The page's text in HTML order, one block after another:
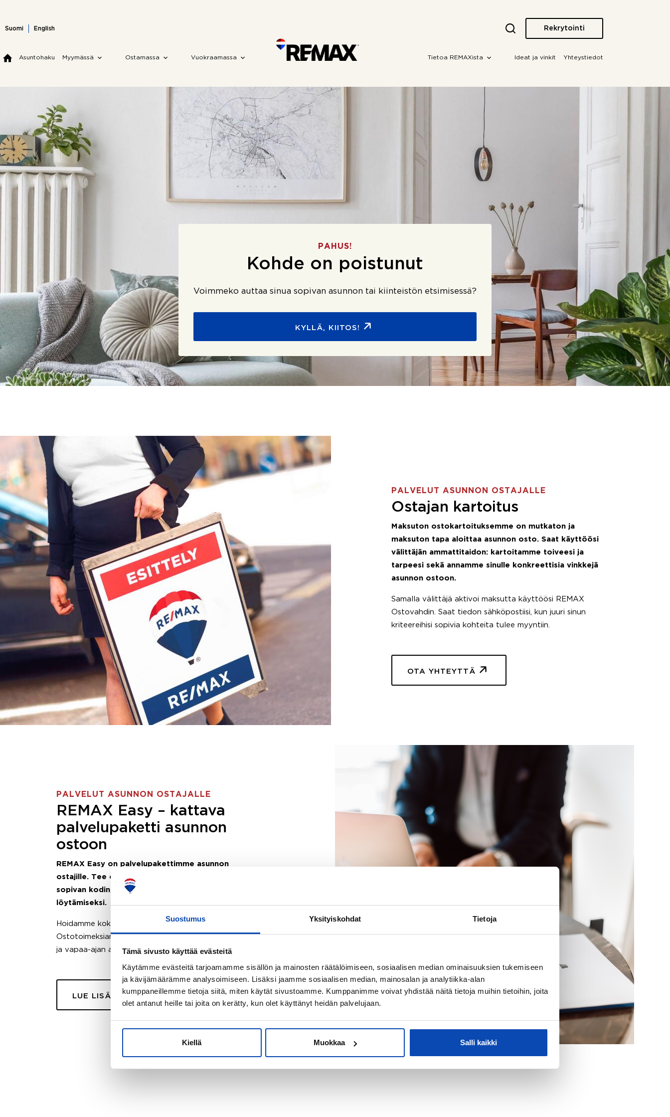
Suostumus Yksityiskohdat Tietoja
Tämä sivusto käyttää evästeitä
Käytämme evästeitä tarjoamamme sisällön ja mainosten räätälöimiseen, sosiaalisen median ominaisuuksien tukemiseen
ja kävijämäärämme analysoimiseen. Lisäksi jaamme sosiaalisen median, mainosalan ja analytiikka-alan
kumppaneillemme tietoja siitä, miten käytät sivustoamme. Kumppanimme voivat yhdistää näitä tietoja muihin tietoihin, joita
olet antanut heille tai joita on kerätty, kun olet käyttänyt heidän palvelujaan.
Kiellä Muokkaa Salli kaikki
content
Suomi English Rekrytointi
Asuntohaku Myymässä Ostamassa Vuokraamassa Tietoa REMAXista Ideat ja vinkit Yhteystiedot
PAHUS!
Kohde on poistunut
Voimmeko auttaa sinua sopivan asunnon tai kiinteistön etsimisessä?
KYLLÄ, KIITOS!
PALVELUT ASUNNON OSTAJALLE
Ostajan kartoitus
Maksuton ostokartoituksemme on mutkaton ja
maksuton tapa aloittaa asunnon osto. Saat käyttöösi
välittäjän ammattitaidon: kartoitamme toiveesi ja
tarpeesi sekä annamme sinulle konkreettisia vinkkejä
asunnon ostoon.
Samalla välittäjä aktivoi maksutta käyttöösi REMAX
Ostovahdin. Saat tiedon sähköpostiisi, kun juuri sinun
kriteereihisi sopivia kohteita tulee myyntiin.
OTA YHTEYTTÄ
PALVELUT ASUNNON OSTAJALLE
REMAX Easy – kattava
palvelupaketti asunnon
ostoon
REMAX Easy on palvelupakettimme asunnon
ostajille. Tee ostotoimeksianto ja etsimme juuri sinulle
sopivan kodin, eikä sinun tarvitse nähdä vaivaa sen
löytämiseksi.
Hoidamme koko ostoprosessin puolestasi.
Ostotoimeksiantopalvelumme sopii myös esimerkiksi sijoitus-
ja vapaa-ajan asuntojen ostoon.
LUE LISÄÄ